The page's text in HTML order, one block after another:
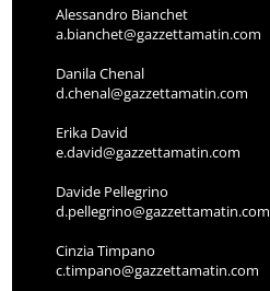
Alessandro Bianchet
a.bianchet@gazzettamatin.com
Danila Chenal
d.chenal@gazzettamatin.com
Erika David
e.david@gazzettamatin.com
Davide Pellegrino
d.pellegrino@gazzettamatin.com
Cinzia Timpano
c.timpano@gazzettamatin.com